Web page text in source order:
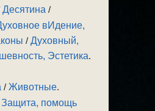
Десятина /
вИдение,
/Духовный,
Эстетика.
/Животные.
Защита, помощь